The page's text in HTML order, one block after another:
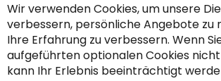
AGB & Widerrufsrecht
Vertrag widerrufen
Impressum
Wir verwenden Cookies, um unsere
verbessern, persönliche Angebote zu
Ihre Erfahrung zu verbessern. Wenn
aufgeführten optionalen Cookies
kann Ihr Erlebnis beeinträchtigt